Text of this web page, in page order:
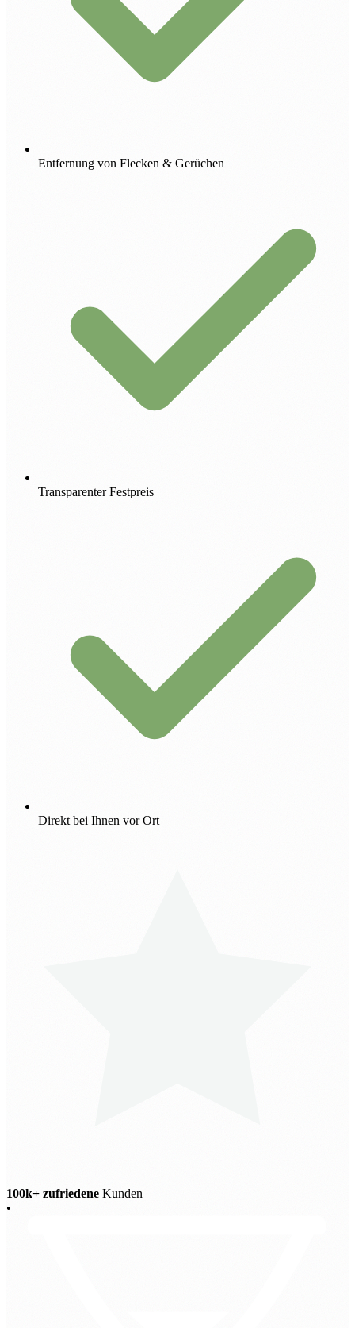
Entfernung von Flecken & Gerüchen
Transparenter Festpreis
Direkt bei Ihnen vor Ort
100k+ zufriedene Kunden
•